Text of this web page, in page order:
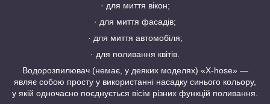
· для миття вікон;
· для миття фасадів;
· для миття автомобіля;
· для поливання квітів.
Водорозпилювач (немає, у деяких моделях) «X-hose» —
являє собою просту у використанні насадку синього кольору,
у якій одночасно поєднується вісім різних функцій поливання.